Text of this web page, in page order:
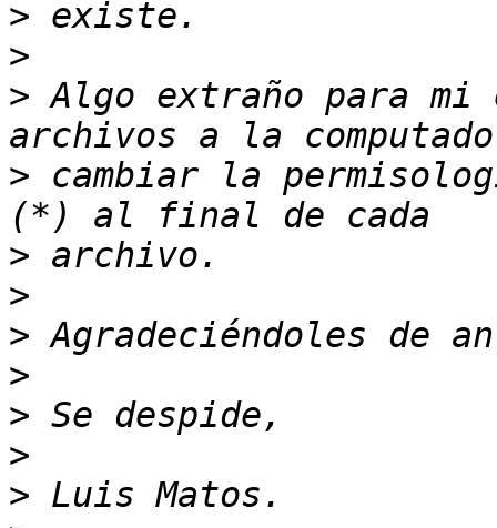
>
>
> Algo extraño para
> cambiar la
>
>
>
>
>
>
>